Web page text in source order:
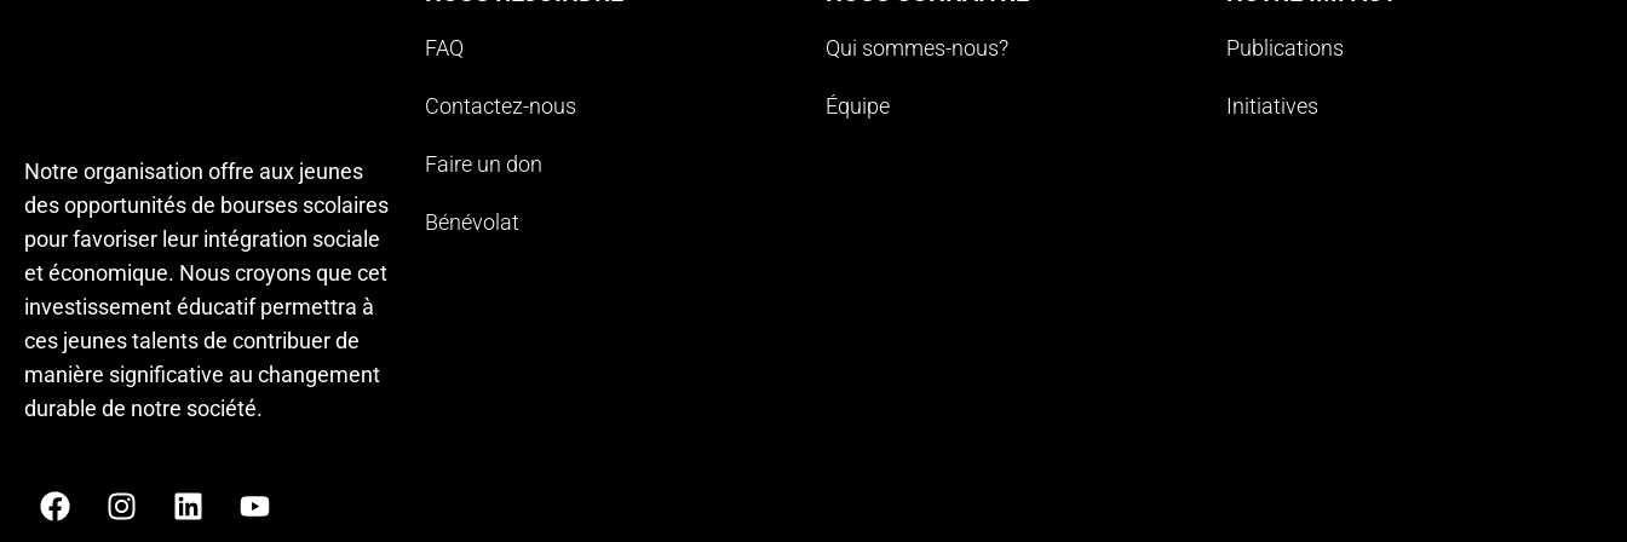
Notre organisation offre aux jeunes
des opportunités de bourses scolaires
pour favoriser leur intégration sociale
et économique. Nous croyons que cet
investissement éducatif permettra à
ces jeunes talents de contribuer de
manière significative au changement
durable de notre société.
FAQ
Contactez-nous
Faire un don
Bénévolat
Qui sommes-nous?
Équipe
Publications
Initiatives